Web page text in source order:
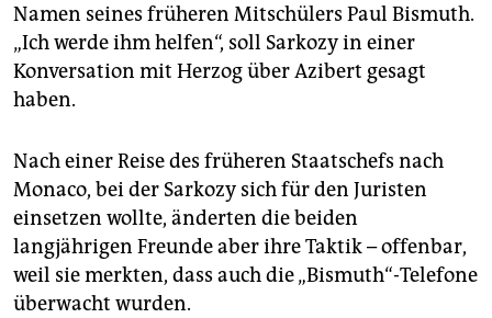
Namen seines früheren Mitschülers Paul Bismuth.
„Ich werde ihm helfen“, soll Sarkozy in einer
Konversation mit Herzog über Azibert gesagt
haben.
Nach einer Reise des früheren Staatschefs nach
Monaco, bei der Sarkozy sich für den Juristen
einsetzen wollte, änderten die beiden
langjährigen Freunde aber ihre Taktik – offenbar,
weil sie merkten, dass auch die „Bismuth“-Telefone
überwacht wurden.